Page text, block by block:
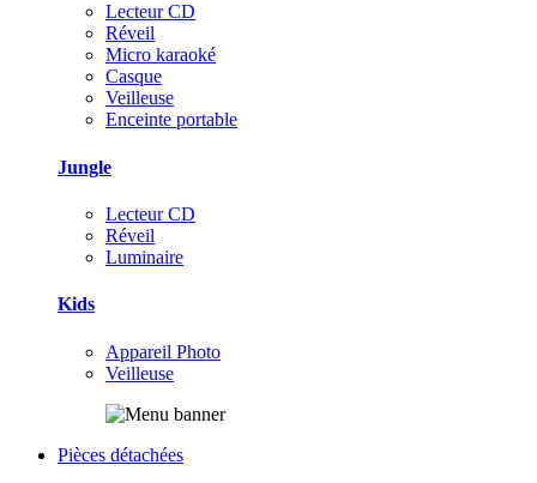
Lecteur CD
Réveil
Micro karaoké
Casque
Veilleuse
Enceinte portable
Jungle
Lecteur CD
Réveil
Luminaire
Kids
Appareil Photo
Veilleuse
Pièces détachées